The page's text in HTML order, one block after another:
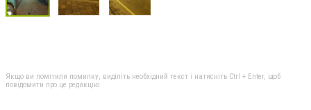
Якщо ви помітили помилку, виділіть необхідний текст і натисніть Ctrl + Enter, щоб
повідомити про це редакцію